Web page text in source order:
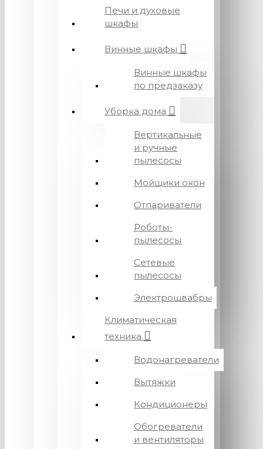
Печи и духовые
шкафы
Винные шкафы
Винные шкафы
по предзаказу
Уборка дома
Вертикальные
и ручные
пылесосы
Мойщики окон
Отпариватели
Роботы-
пылесосы
Сетевые
пылесосы
Электрошвабры
Климатическая
техника
Водонагреватели
Вытяжки
Кондиционеры
Обогреватели
и вентиляторы